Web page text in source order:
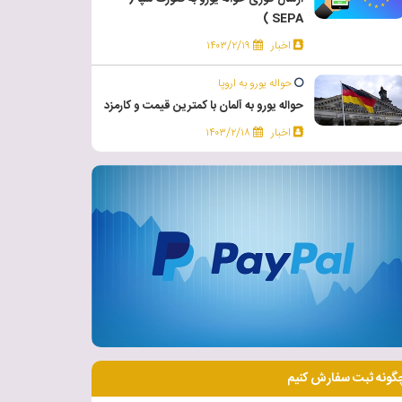
SEPA )
اخبار ۱۴۰۳/۲/۱۹
حواله یورو به اروپا
حواله یورو به آلمان با کمترین قیمت و کارمزد
اخبار ۱۴۰۳/۲/۱۸
ثبت سفارش کنیم